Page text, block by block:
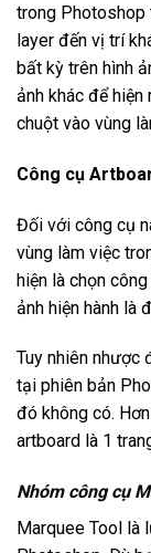
trong Photoshop
layer đến vị trí
bất kỳ trên hình
ảnh khác để hiện
chuột vào vùng
Công cụ
Đối với công cụ
vùng làm việc
hiện là chọn
ảnh hiện hành là
Tuy nhiên nhược
tại phiên bản
đó không có.
artboard là 1
Nhóm công cụ
Marquee Tool là